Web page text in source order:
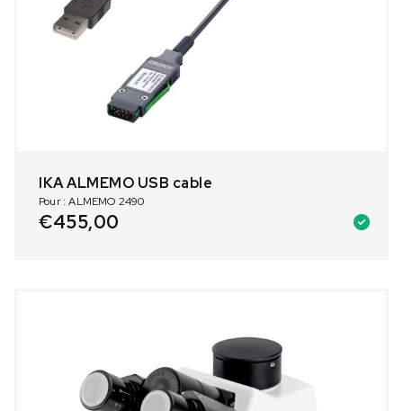
IKA ALMEMO USB cable
Pour : ALMEMO 2490
€455,00